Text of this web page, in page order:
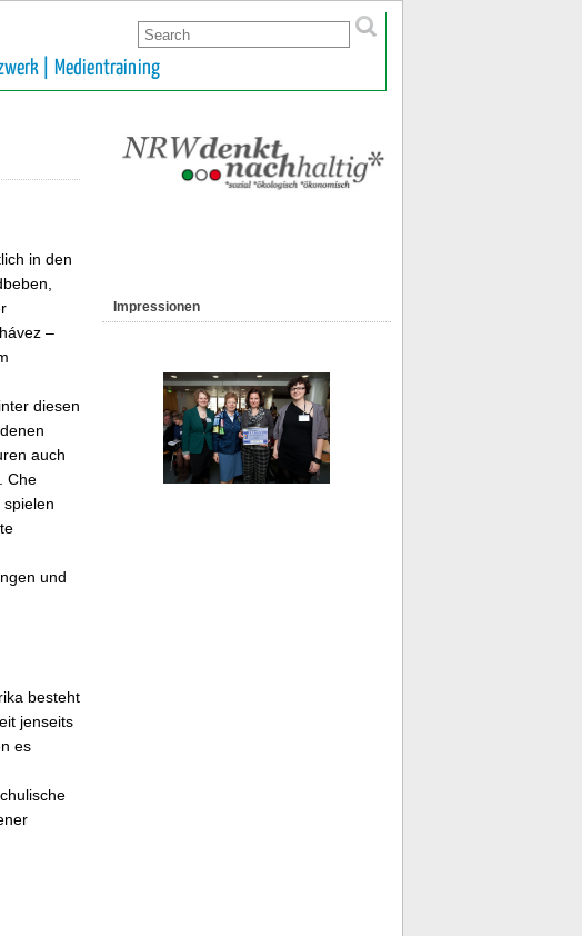
| Medientraining
in den
–
diesen
auch
Che
und
besteht
jenseits
es
Impressionen